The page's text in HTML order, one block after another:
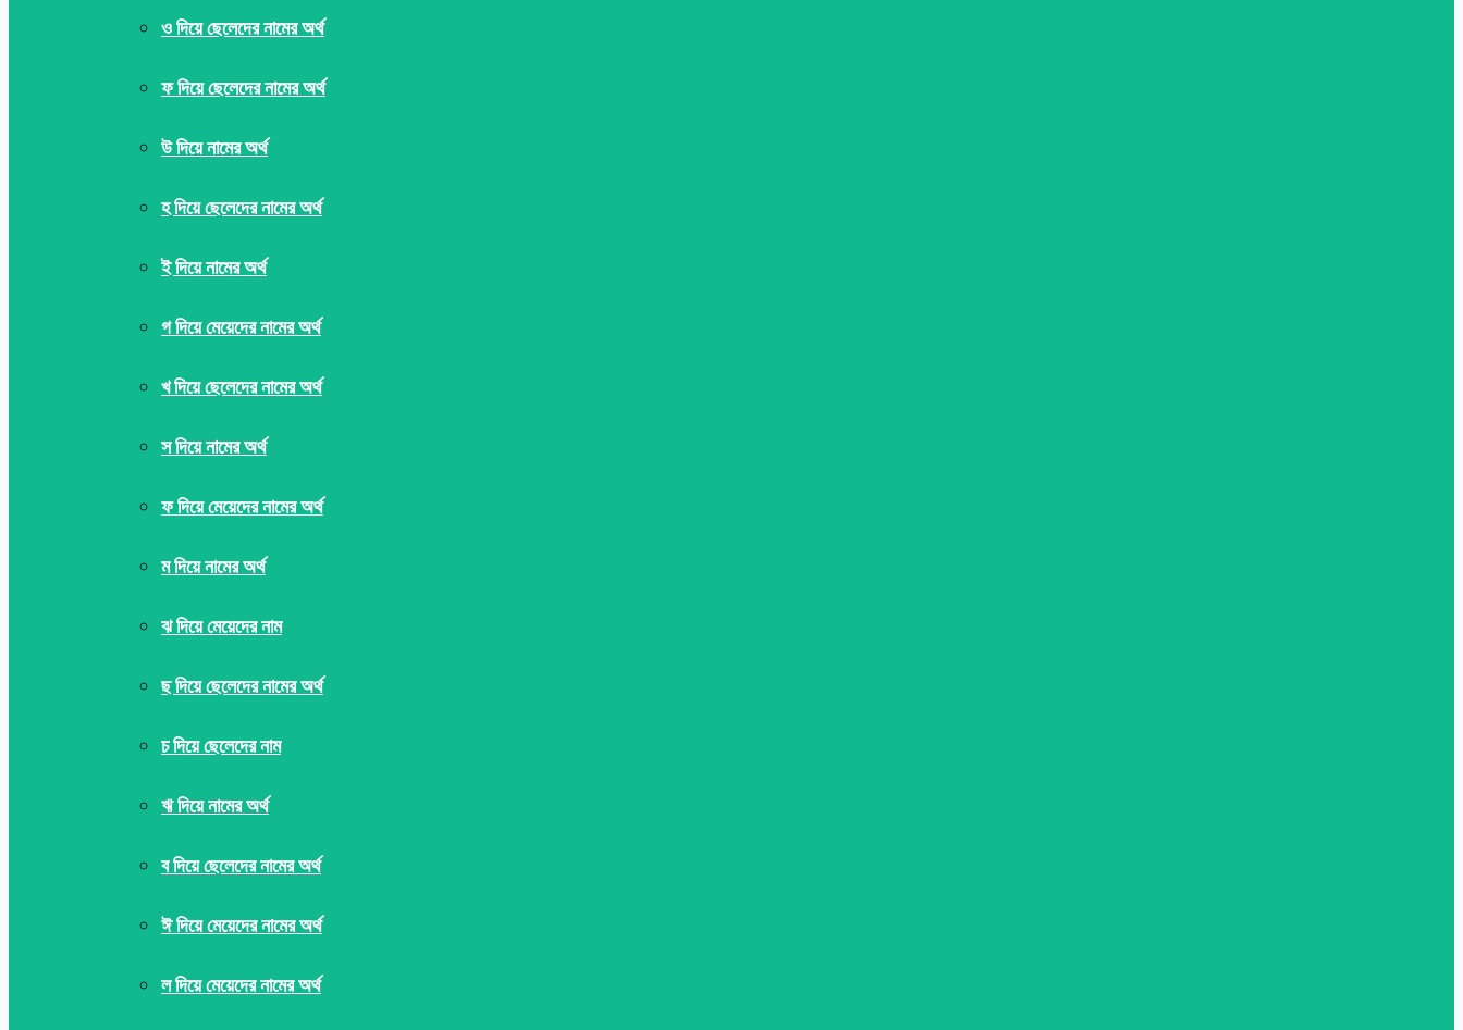
ও দিয়ে ছেলেদের নামের অর্থ
ফ দিয়ে ছেলেদের নামের অর্থ
উ দিয়ে নামের অর্থ
হ দিয়ে ছেলেদের নামের অর্থ
ই দিয়ে নামের অর্থ
গ দিয়ে মেয়েদের নামের অর্থ
খ দিয়ে ছেলেদের নামের অর্থ
স দিয়ে নামের অর্থ
ফ দিয়ে মেয়েদের নামের অর্থ
ম দিয়ে নামের অর্থ
ঝ দিয়ে মেয়েদের নাম
ছ দিয়ে ছেলেদের নামের অর্থ
চ দিয়ে ছেলেদের নাম
ঋ দিয়ে নামের অর্থ
ব দিয়ে ছেলেদের নামের অর্থ
ঈ দিয়ে মেয়েদের নামের অর্থ
ল দিয়ে মেয়েদের নামের অর্থ